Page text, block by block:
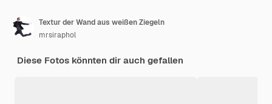
Textur der Wand aus weißen Ziegeln
mrsiraphol
Diese Fotos könnten dir auch gefallen